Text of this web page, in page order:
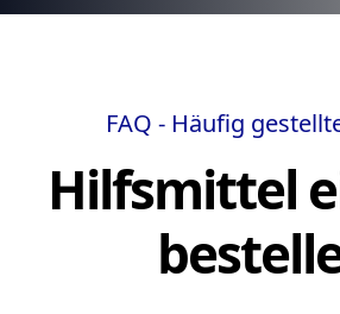
FAQ - Häufig
Hilfsmittel